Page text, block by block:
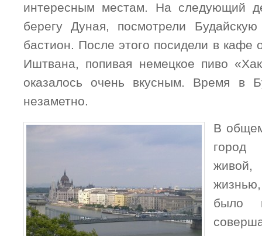
интересным местам. На следующий
берегу Дуная, посмотрели
бастион. После этого посидели в кафе
Иштвана, попивая немецкое пиво
оказалось очень вкусным. Время в
незаметно.
В
город
было